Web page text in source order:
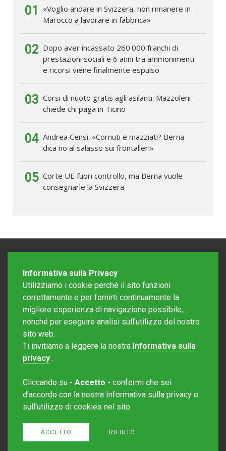
01
«Voglio andare in Svizzera, non rimanere in
Marocco a lavorare in fabbrica»
02 Dopo aver incassato 260'000 franchi di
prestazioni sociali e 6 anni tra ammonimenti
e ricorsi viene finalmente espulso
03 Corsi di nuoto gratis agli asilanti: Mazzoleni
chiede chi paga in Ticino
04 Andrea Censi: «Cornuti e mazziati? Berna
dica no al salasso sui frontalieri»
05 Corte UE fuori controllo, ma Berna vuole
consegnarle la Svizzera
Editore Rotostampa SA
Sito creato daRedesign
Informativa sulla Privacy
Utilizziamo i cookie perché il sito funzioni
correttamente e per fornirti continuamente la
migliore esperienza di navigazione possibile,
nonché per eseguire analisi sull'utilizzo del nostro
sito web.
Ti invitiamo a leggere la nostra Informativa sulla
privacy .
Cliccando su - Accetto - confermi che sei
d'accordo con la nostra Informativa sulla privacy e
sull'utilizzo di cookies nel sito.
ACCETTO RIFIUTO